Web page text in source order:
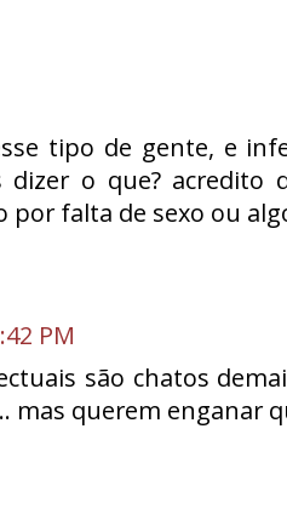
tipo de gente, e
dizer o que? acredito
por falta de sexo ou
PM
são chatos
mas querem enganar